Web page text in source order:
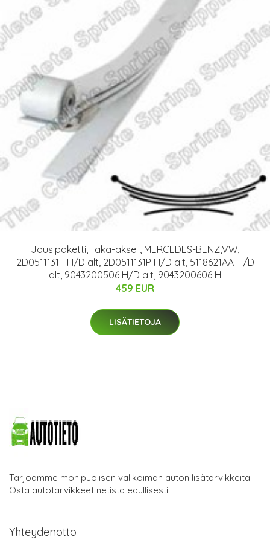
Jousipaketti, Taka-akseli, MERCEDES-BENZ,VW,
2D0511131F H/D alt, 2D0511131P H/D alt, 5118621AA H/D
alt, 9043200506 H/D alt, 9043200606 H
459 EUR
LISÄTIETOJA
Tarjoamme monipuolisen valikoiman auton lisätarvikkeita.
Osta autotarvikkeet netistä edullisesti.
Yhteydenotto